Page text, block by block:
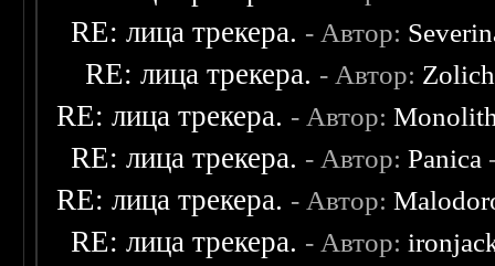
RE: лица трекера. - Автор:
RE: лица трекера. - Автор: Zolich
RE: лица трекера. - Автор:
RE: лица трекера. - Автор:Panica
RE: лица трекера. - Автор:
RE: лица трекера. - Автор: